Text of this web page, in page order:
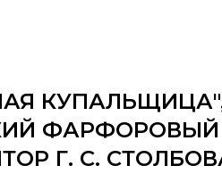
ФАРФОРОВЫЙ
Г. С.